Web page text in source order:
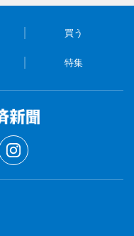
買う
特集